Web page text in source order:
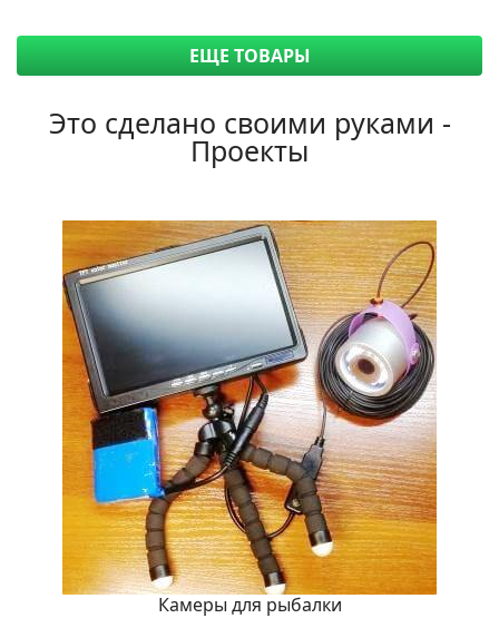
ЕЩЕ ТОВАРЫ
Это сделано своими руками -
Проекты
Камеры для рыбалки